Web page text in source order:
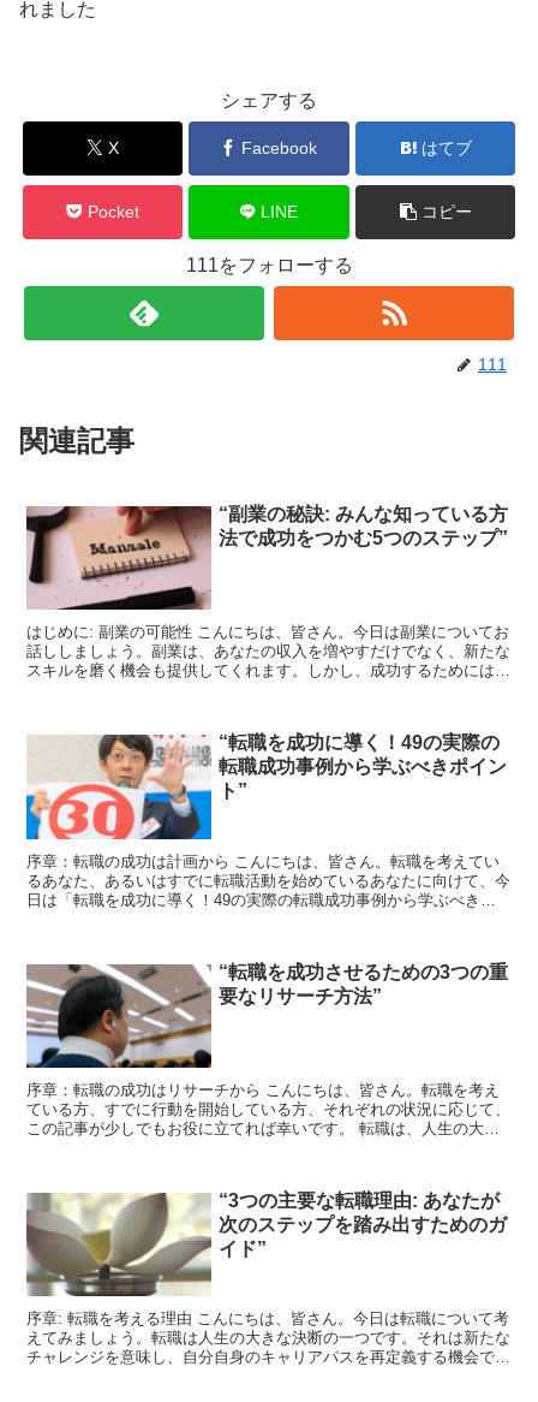
れました
シェアする
X Facebook はてブ
Pocket LINE コピー
111をフォローする
111
関連記事
“副業の秘訣: みんな知っている方
法で成功をつかむ5つのステップ”
はじめに: 副業の可能性 こんにちは、皆さん。今日は副業についてお
話ししましょう。副業は、あなたの収入を増やすだけでなく、新たな
スキルを磨く機会も提供してくれます。しかし、成功するためには正
“転職を成功に導く！49の実際の
転職成功事例から学ぶべきポイン
ト”
序章：転職の成功は計画から こんにちは、皆さん。転職を考えてい
るあなた、あるいはすでに転職活動を始めているあなたに向けて、今
日は「転職を成功に導く！49の実際の転職成功事例から学ぶべきポ
“転職を成功させるための3つの重
要なリサーチ方法”
序章：転職の成功はリサーチから こんにちは、皆さん。転職を考え
ている方、すでに行動を開始している方、それぞれの状況に応じて、
この記事が少しでもお役に立てれば幸いです。 転職は、人生の大き
“3つの主要な転職理由: あなたが
次のステップを踏み出すためのガ
イド”
序章: 転職を考える理由 こんにちは、皆さん。今日は転職について考
えてみましょう。転職は人生の大きな決断の一つです。それは新たな
チャレンジを意味し、自分自身のキャリアパスを再定義する機会でも